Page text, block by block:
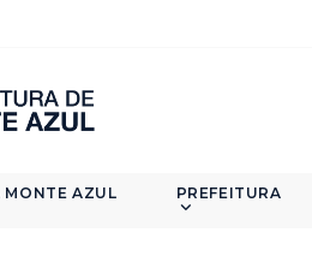
MONTE AZUL PREFEITURA